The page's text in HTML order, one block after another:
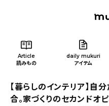
Article
読みもの
daily mukuri
アイテム
【暮らしのインテリア】自
合。家づくりのセカンドオ